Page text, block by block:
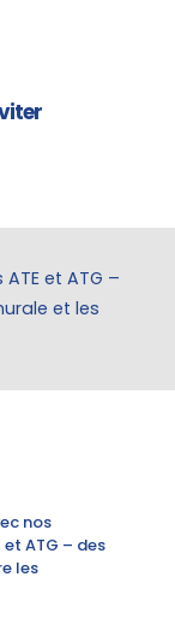
et ATG –
et les
nos
ATG – des
les